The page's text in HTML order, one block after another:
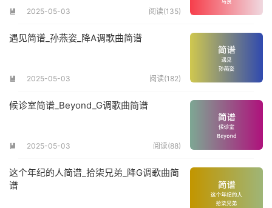
 2025-05-03 阅读(135)
遇见简谱_孙燕姿_降A调歌曲简谱
 2025-05-03 阅读(182)
候诊室简谱_Beyond_G调歌曲简谱
 2025-05-03 阅读(88)
这个年纪的人简谱_拾柒兄弟_降G调歌曲简
谱